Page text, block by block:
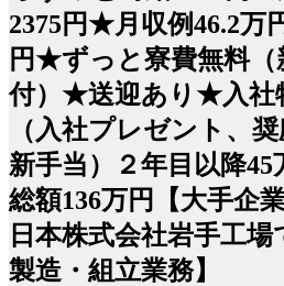
2375円★月収例46.2万
円★ずっと寮費無料
付）★送迎あり★入社
（入社プレゼント、
新手当）２年目以降
総額136万円【大手企
日本株式会社岩手工
製造・組立業務】